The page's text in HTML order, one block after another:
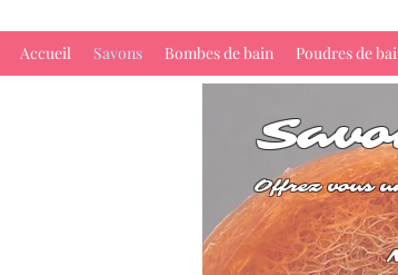
Accueil Savons Bombes de bain Poudres de
Offrez vous